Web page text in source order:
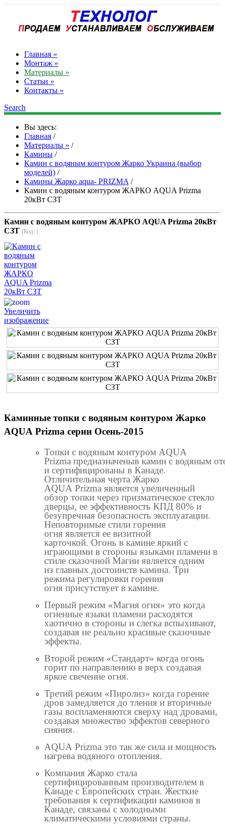
Главная »
Монтаж »
Материалы »
Статьи »
Контакты »
Search
Вы здесь:
Главная /
Материалы » /
Камины /
Камин с водяным контуром Жарко Украина (выбор
моделей) /
Камины Жарко aqua- PRIZMA /
Камин с водяным контуром ЖАРКО AQUA Prizma
20кВт СЗТ
Камин с водяным контуром ЖАРКО AQUA Prizma 20кВт
СЗТ (Код: )
Увеличить
изображение
Каминные топки с водяным контуром Жарко
AQUA Prizma серии Осень-2015
Топки с водяным контуром AQUA
Prizma предназначеныв камин с водяным
и сертифицированы в Канаде.
Отличительная черта Жарко
AQUA Prizma является увеличенный
обзор топки через призматическое стекло
дверцы, ее эффективность КПД 80% и
безупречная безопасность эксплуатации.
Неповторимые стили горения
огня является ее визитной
карточкой. Огонь в камине яркий с
играющими в стороны языками пламени в
стиле сказочной Магии является одним
из главных достоинств камина. Три
режима регулировки горения
огня присутствует в камине.
Первый режим «Магия огня» это когда
огненные языки пламени расходятся
хаотично в стороны и слегка вспыхивают,
создавая не реально красивые сказочные
эффекты.
Второй режим «Стандарт» когда огонь
горит по направлению в верх создавая
яркое свечение огня.
Третий режим «Пиролиз» когда горение
дров замедляется до тления и вторичные
газы воспламеняются сверху над дровами,
создавая множество эффектов северного
сияния.
AQUA Prizma это так же сила и мощность
нагрева водяного отопления.
Компания Жарко стала
сертифицированным производителем в
Канаде с Европейских стран. Жесткие
требования к сертификации каминов в
Канаде, связаны с холодными
климатическими условиями страны.